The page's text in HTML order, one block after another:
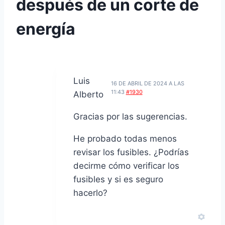
después de un corte de
energía
Luis
Alberto
16 DE ABRIL DE 2024 A LAS
11:43 #1930
Gracias por las sugerencias.
He probado todas menos
revisar los fusibles. ¿Podrías
decirme cómo verificar los
fusibles y si es seguro
hacerlo?